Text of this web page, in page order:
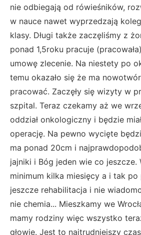
nie odbiegają od rówieśników,
w nauce nawet wyprzedzają
klasy. Długi także zaczęliśmy z
ponad 1,5roku pracuje
umowę zlecenie. Na niestety po
temu okazało się że ma
pracować. Zaczęły się wizyty w
szpital. Teraz czekamy aż we
oddział onkologiczny i będzie
operację. Na pewno wycięte
ma ponad 20cm i
jajniki i Bóg jeden wie co jeszcze.
minimum kilka miesięcy a i tak
jeszcze rehabilitacja i nie
nie chemia... Mieszkamy we
mamy rodziny więc wszystko
głowie. Jest to najtrudniejszy